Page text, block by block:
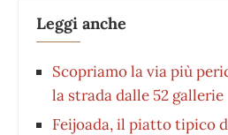
Leggi anche
Scopriamo la via più
la strada dalle 52 gallerie
Feijoada, il piatto tipico